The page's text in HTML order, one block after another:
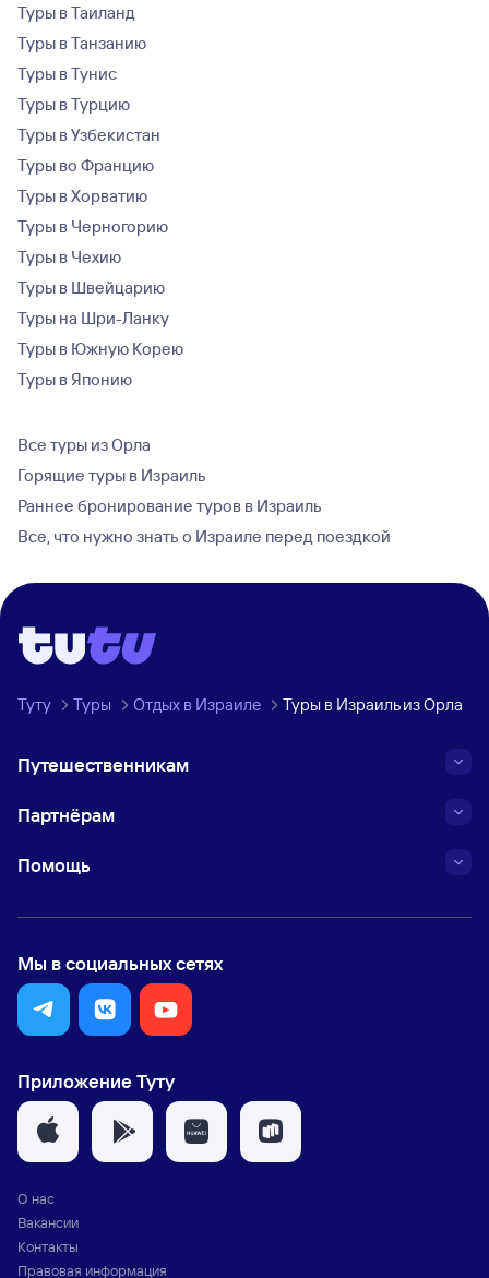
Туры в Таиланд
Туры в Танзанию
Туры в Тунис
Туры в Турцию
Туры в Узбекистан
Туры во Францию
Туры в Хорватию
Туры в Черногорию
Туры в Чехию
Туры в Швейцарию
Туры на Шри-Ланку
Туры в Южную Корею
Туры в Японию
Все туры из Орла
Горящие туры в Израиль
Раннее бронирование туров в Израиль
Все, что нужно знать о Израиле перед поездкой
Туту Туры Отдых в Израиле Туры в Израиль из Орла
Путешественникам
Партнёрам
Помощь
Мы в социальных сетях
Приложение Туту
О нас
Вакансии
Контакты
Правовая информация